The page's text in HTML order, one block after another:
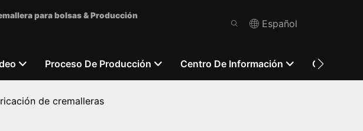
para bolsas & Producción
Español
Proceso De Producción Centro De Información
de cremalleras